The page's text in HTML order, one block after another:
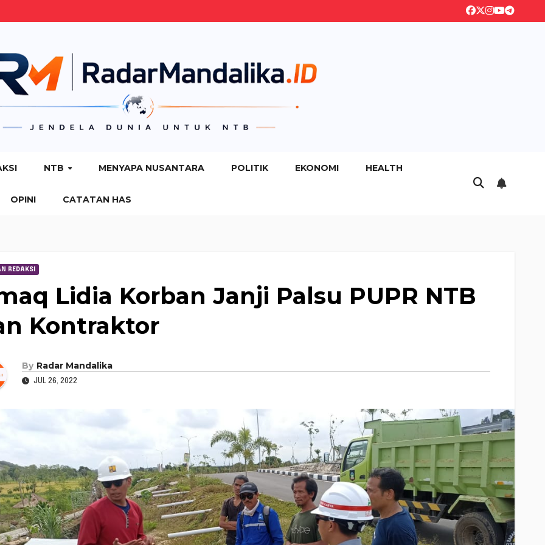
NTB MENYAPA NUSANTARA POLITIK EKONOMI HEALTH
OPINI CATATAN HAS
REDAKSI
Lidia Korban Janji Palsu PUPR NTB
Kontraktor
By Radar Mandalika
JUL 26, 2022